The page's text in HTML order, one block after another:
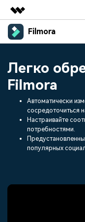
Рекомендуемые
Управление данными
Решения
О нас
Покупка
Filmora
Платформы
Особенности
Ресурсы
ИИ
Видео/фото
Аудио
Тексты
Решения
Пользователи
Видео-решения
Ресурсы
100+ ИИ-промптов
Легко
Filmora
Автоматически
сосредоточиться
Настраивайте
потребностями.
популярных